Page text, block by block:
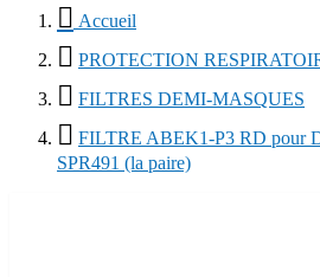
 Accueil
 PROTECTION
 FILTRES DEMI-MASQUES
 FILTRE ABEK1-P3 RD pour
SPR491 (la paire)